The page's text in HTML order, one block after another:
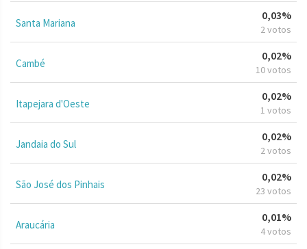
Santa Mariana
0,03%
2 votos
Cambé
0,02%
10 votos
Itapejara d'Oeste
0,02%
1 votos
Jandaia do Sul
0,02%
2 votos
São José dos Pinhais
0,02%
23 votos
Araucária
0,01%
4 votos